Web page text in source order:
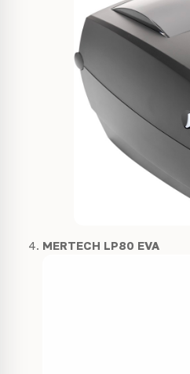
MERTECH LP80 EVA